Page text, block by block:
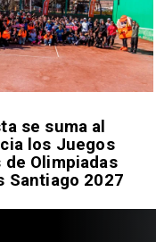
se suma al
los Juegos
de Olimpiadas
Santiago 2027